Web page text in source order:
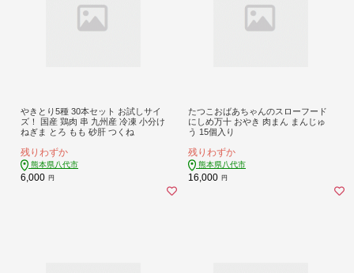
やきとり5種 30本セット お試しサイ
ズ！ 国産 鶏肉 串 九州産 冷凍 小分け
ねぎま とろ もも 砂肝 つくね
残りわずか
熊本県八代市
6,000 円
たつこおばあちゃんのスローフード
にしめ万十 おやき 肉まん まんじゅ
う 15個入り
残りわずか
熊本県八代市
16,000 円